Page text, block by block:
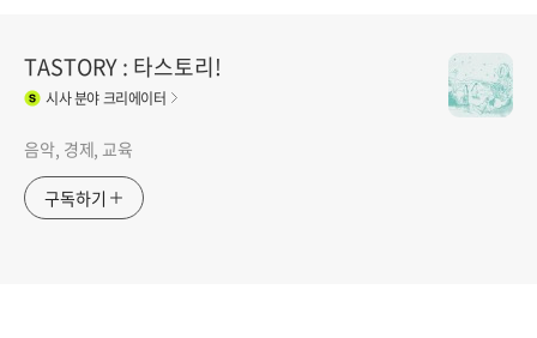
TASTORY : 타스토리!
시사분야 크리에이터
음악, 경제, 교육
구독하기